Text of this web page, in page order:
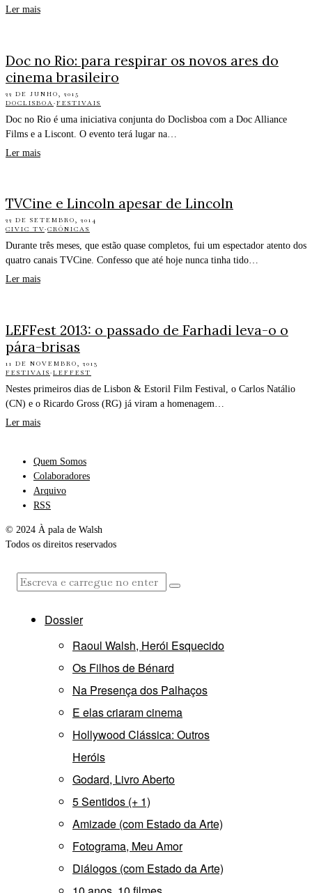
Ler mais
Doc no Rio: para respirar os novos ares do
cinema brasileiro
22 DE JUNHO, 2015
DOCLISBOA·FESTIVAIS
Doc no Rio é uma iniciativa conjunta do Doclisboa com a Doc Alliance
Films e a Liscont. O evento terá lugar na…
Ler mais
TVCine e Lincoln apesar de Lincoln
22 DE SETEMBRO, 2014
CIVIC TV·CRÓNICAS
Durante três meses, que estão quase completos, fui um espectador atento dos
quatro canais TVCine. Confesso que até hoje nunca tinha tido…
Ler mais
LEFFest 2013: o passado de Farhadi leva-o o
pára-brisas
11 DE NOVEMBRO, 2013
FESTIVAIS·LEFFEST
Nestes primeiros dias de Lisbon & Estoril Film Festival, o Carlos Natálio
(CN) e o Ricardo Gross (RG) já viram a homenagem…
Ler mais
Quem Somos
Colaboradores
Arquivo
RSS
© 2024 À pala de Walsh
Todos os direitos reservados
Dossier
Raoul Walsh, Herói Esquecido
Os Filhos de Bénard
Na Presença dos Palhaços
E elas criaram cinema
Hollywood Clássica: Outros
Heróis
Godard, Livro Aberto
5 Sentidos (+ 1)
Amizade (com Estado da Arte)
Fotograma, Meu Amor
Diálogos (com Estado da Arte)